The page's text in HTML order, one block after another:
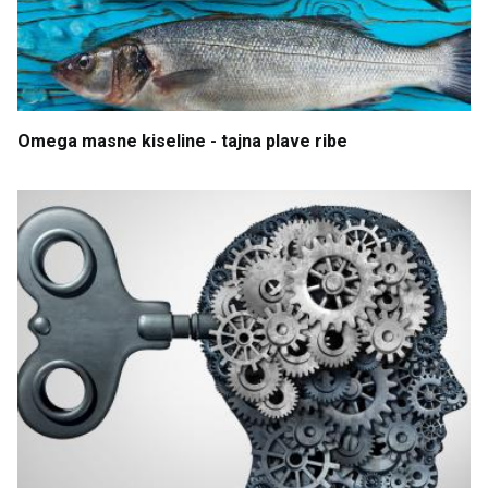
Omega masne kiseline - tajna plave ribe